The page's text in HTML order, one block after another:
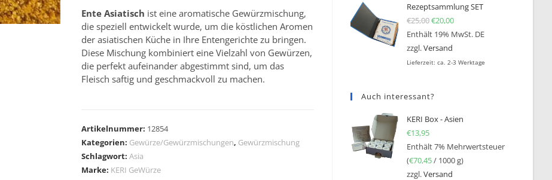
Ente Asiatisch ist eine aromatische Gewürzmischung,
die speziell entwickelt wurde, um die köstlichen Aromen
der asiatischen Küche in Ihre Entengerichte zu bringen.
Diese Mischung kombiniert eine Vielzahl von Gewürzen,
die perfekt aufeinander abgestimmt sind, um das
Fleisch saftig und geschmackvoll zu machen.
t
r
Artikelnummer: 12854
Kategorien: Gewürze/Gewürzmischungen, Gewürzmischung
Schlagwort:Asia
Marke: KERI GeWürze
Rezeptsammlung SET
€25,00Ursprünglicher Preis war:
€20,00Aktueller Preis ist:
Enthält 19% MwSt. DE
zzgl.Versand
Lieferzeit: ca. 2-3 Werktage
Auch interessant?
KERI Box - Asien
€13,95
Enthält 7% Mehrwertsteuer
(€70,45/ 1000 g)
zzgl.Versand